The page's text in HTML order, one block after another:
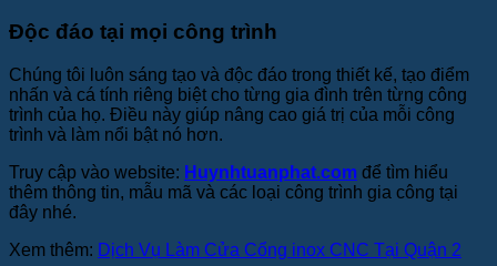
Độc đáo tại mọi công trình
Chúng tôi luôn sáng tạo và độc đáo trong thiết kế, tạo điểm
nhấn và cá tính riêng biệt cho từng gia đình trên từng công
trình của họ. Điều này giúp nâng cao giá trị của mỗi công
trình và làm nổi bật nó hơn.
Truy cập vào website: Huynhtuanphat.com để tìm hiểu
thêm thông tin, mẫu mã và các loại công trình gia công tại
đây nhé.
Xem thêm: Dịch Vụ Làm Cửa Cổng inox CNC Tại Quận 2